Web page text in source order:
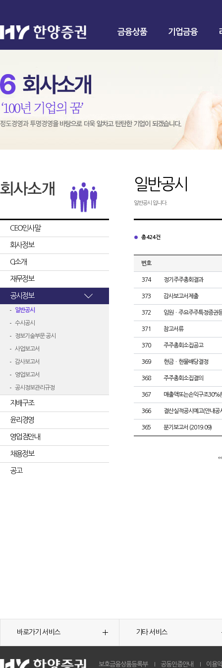
금융상품 기업금융
CEO인사말
회사정보
CI소개
재무정보
공시정보
일반공시
수시공시
정보기술부문 공시
사업보고서
감사보고서
영업보고서
공시정보관리규정
지배구조
윤리경영
영업점안내
채용정보
공고
일반공시
일반공시 입니다.
총 424건
번호
374 정기주주총회결과
373 감사보고서제출
372 임원ㆍ주요주주특정증권
371 참고서류
370 주주총회소집공고
369 현금ㆍ현물배당결정
368 주주총회소집결의
367 매출액또는손익구조
366 결산실적공시예고(안내공
365 분기보고서 (2019.09)
바로가기 서비스 기타 서비스
보호금융상품등록부 공동인증안내 이용